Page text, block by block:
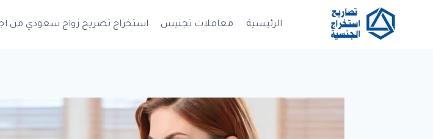
الرئيسية معاملات تجنيس استخراج تصريح زواج سعودي من